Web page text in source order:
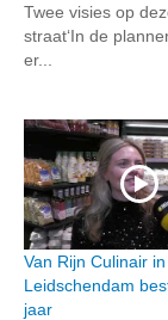
Twee visies op
straat‘In de
er...
Van Rijn Culinair in
Leidschendam
jaar